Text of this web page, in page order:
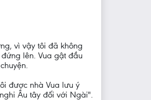
vì vậy tôi đã không
lên. Vua gật đầu
được nhà Vua lưu ý
Âu tây đối với Ngài".